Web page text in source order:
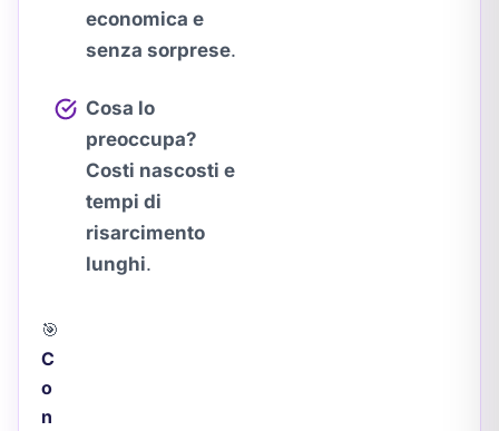
economica e
senza sorprese.
Cosa lo
preoccupa?
Costi nascosti e
tempi di
risarcimento
lunghi.
🎯
C
o
n